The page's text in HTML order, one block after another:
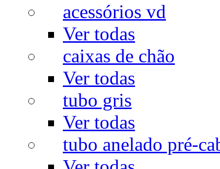
acessórios vd
Ver todas
caixas de chão
Ver todas
tubo gris
Ver todas
tubo anelado pré-